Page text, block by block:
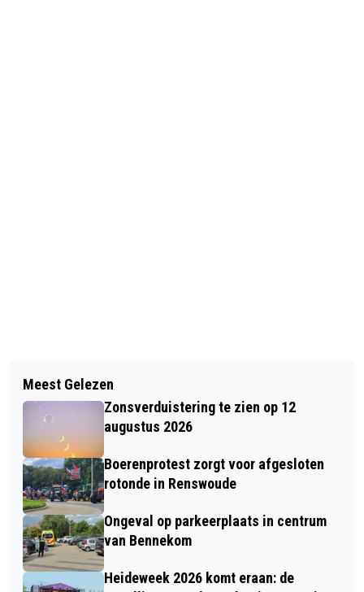
OPENING WATERTAPPUNT BIJ
HEIDEBLOEMPJE TIJDENS
BUITENSPEELDAG
BEKLIM DE TOREN VAN DE OUDE KERK
IN EDE EN GENIET VAN HET UITZICHT
EN HET CARILLON
Meest Gelezen
Zonsverduistering te zien op 12
augustus 2026
Boerenprotest zorgt voor afgesloten
rotonde in Renswoude
Ongeval op parkeerplaats in centrum
van Bennekom
Heideweek 2026 komt eraan: de